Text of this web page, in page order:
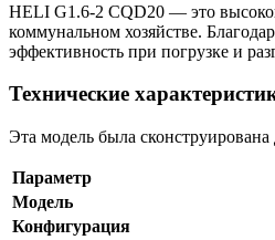
HELI G1.6-2 CQD20 — это
коммунальном хозяйстве.
эффективность при погрузке и
Технические
Эта модель была
Параметр
Модель
Конфигурация